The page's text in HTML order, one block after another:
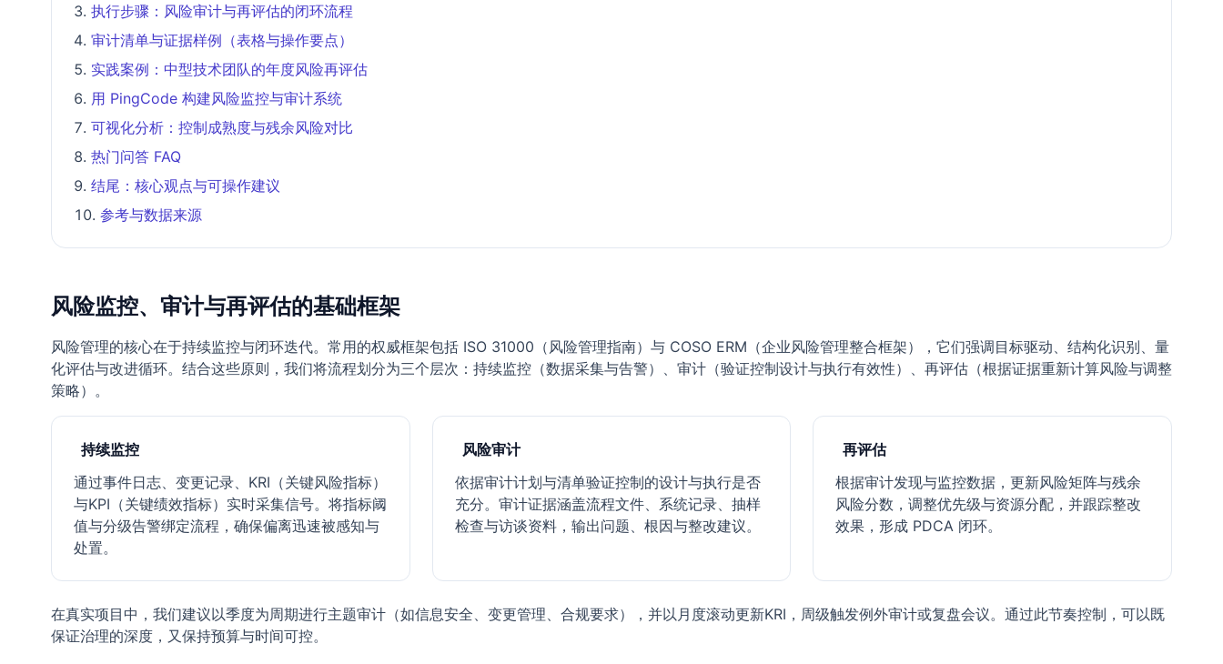
执行步骤：风险审计与再评估的闭环流程
审计清单与证据样例（表格与操作要点）
实践案例：中型技术团队的年度风险再评估
用 PingCode 构建风险监控与审计系统
可视化分析：控制成熟度与残余风险对比
热门问答 FAQ
结尾：核心观点与可操作建议
参考与数据来源
风险监控、审计与再评估的基础框架
风险管理的核心在于持续监控与闭环迭代。常用的权威框架包括 ISO 31000（风险管理指南）与 COSO ERM（企业风险管理整合框架），它们强调目标驱动、结构化识别、量
化评估与改进循环。结合这些原则，我们将流程划分为三个层次：持续监控（数据采集与告警）、审计（验证控制设计与执行有效性）、再评估（根据证据重新计算风险与调整
策略）。
持续监控
通过事件日志、变更记录、KRI（关键风险指标）
与KPI（关键绩效指标）实时采集信号。将指标阈
值与分级告警绑定流程，确保偏离迅速被感知与
处置。
风险审计
依据审计计划与清单验证控制的设计与执行是否
充分。审计证据涵盖流程文件、系统记录、抽样
检查与访谈资料，输出问题、根因与整改建议。
再评估
根据审计发现与监控数据，更新风险矩阵与残余
风险分数，调整优先级与资源分配，并跟踪整改
效果，形成 PDCA 闭环。
在真实项目中，我们建议以季度为周期进行主题审计（如信息安全、变更管理、合规要求），并以月度滚动更新KRI，周级触发例外审计或复盘会议。通过此节奏控制，可以既
保证治理的深度，又保持预算与时间可控。